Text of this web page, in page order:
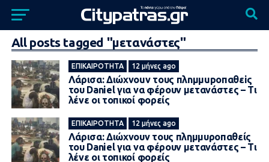
All posts tagged "μετανάστες"
ΕΠΙΚΑΙΡΌΤΗΤΑ 12 μήνες ago
Λάρισα: Διώxvouv τους πλnμμupoπαθεiς
του Daniel για να φέρουν μετανάστες – Τι
λένε οι τοπικοί φορείς
ΕΠΙΚΑΙΡΌΤΗΤΑ 12 μήνες ago
Λάρισα: Διώχνουν τους πλημμυροπαθείς
του Daniel για να φέρουν μετανάστες – Τι
λένε οι τοπικοί φορείς